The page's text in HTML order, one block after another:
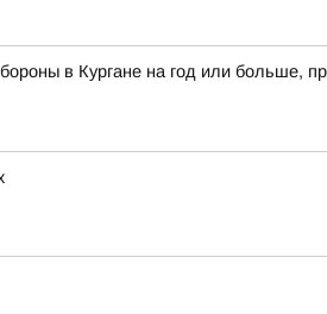
в Кургане на год или больше,